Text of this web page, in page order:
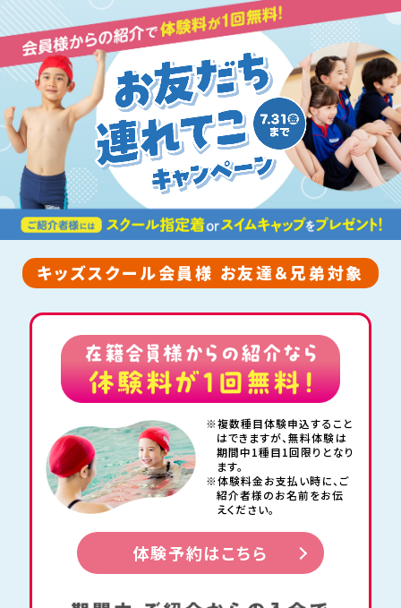
キッズスクール会員様 お友達＆兄弟対象
※複数種目体験申込すること
はできますが、無料体験は
期間中1種目1回限りとなり
ます。
※体験料金お支払い時に、 ご
紹介者様のお名前をお伝
えください。
体験予約はこちら